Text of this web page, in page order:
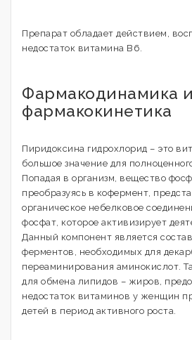
Препарат обладает действием,
недостаток витамина B6.
Фармакодинамика и
фармакокинетика
Пиридоксина гидрохлорид – это
большое значение для
Попадая в организм, вещество
преобразуясь в кофермент,
органическое небелковое
фосфат, которое активизирует
Данный компонент является
ферментов, необходимых для
переаминирования аминокислот.
для обмена липидов – жиров,
недостаток витаминов у женщин
детей в период активного роста.